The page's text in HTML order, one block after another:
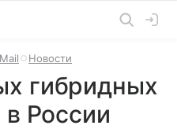
Новости
гибридных
в России